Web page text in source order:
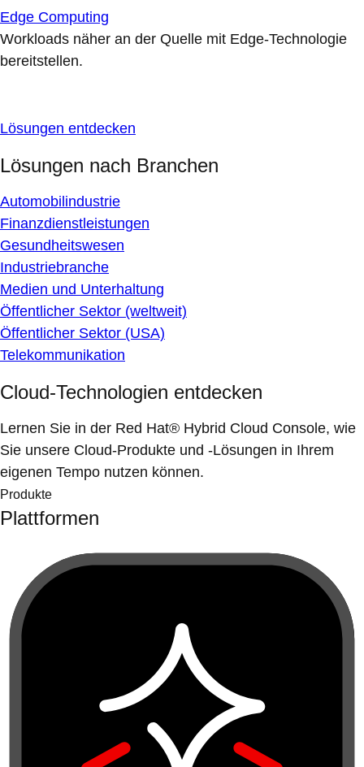
Edge Computing
Workloads näher an der Quelle mit Edge-Technologie
bereitstellen.
Lösungen entdecken
Lösungen nach Branchen
Automobilindustrie
Finanzdienstleistungen
Gesundheitswesen
Industriebranche
Medien und Unterhaltung
Öffentlicher Sektor (weltweit)
Öffentlicher Sektor (USA)
Telekommunikation
Cloud-Technologien entdecken
Lernen Sie in der Red Hat® Hybrid Cloud Console, wie
Sie unsere Cloud-Produkte und -Lösungen in Ihrem
eigenen Tempo nutzen können.
Produkte
Plattformen